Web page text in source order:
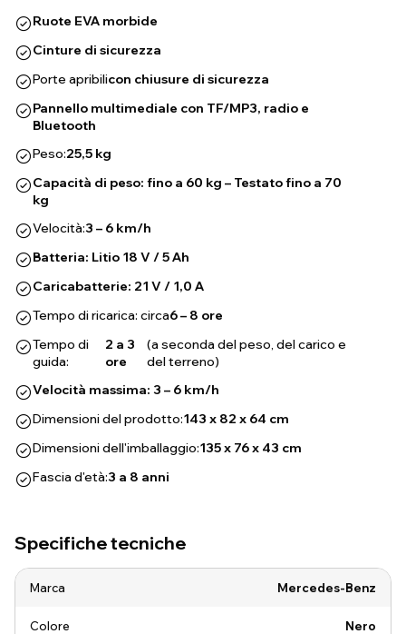
Ruote EVA morbide
Cinture di sicurezza
Porte apribilicon chiusure di sicurezza
Pannello multimediale con TF/MP3, radio e
Bluetooth
Peso:25,5 kg
Capacità di peso: fino a 60 kg – Testato fino a 70
kg
Velocità:3 – 6 km/h
Batteria: Litio 18 V / 5 Ah
Caricabatterie: 21 V / 1,0 A
Tempo di ricarica: circa6 – 8 ore
Tempo di
guida:
2 a 3
ore
(a seconda del peso, del carico e
del terreno)
Velocità massima: 3 – 6 km/h
Dimensioni del prodotto:143 x 82 x 64 cm
Dimensioni dell'imballaggio:135 x 76 x 43 cm
Fascia d'età:3 a 8 anni
Specifiche tecniche
Marca Mercedes-Benz
Colore Nero